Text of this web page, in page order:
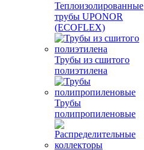
Теплоизолированные
трубы UPONOR
(ECOFLEX)
Трубы из сшитого
полиэтилена
Трубы
полипропиленовые